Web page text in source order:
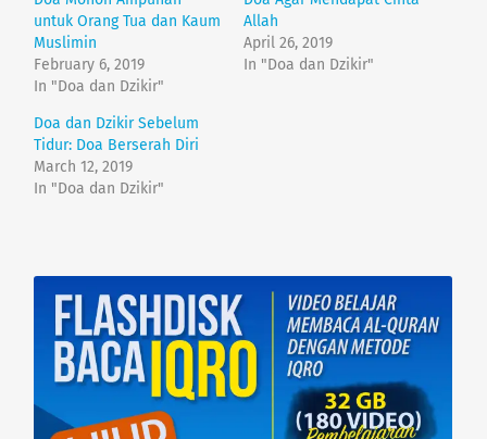
r
e
o
n
T
w
t
t
e
r
(
O
n
e
w
w
i
n
d
o
r
e
n
F
a
e
b
o
o
k
(
i
n
e
w
w
i
n
d
w
)
untuk Orang Tua dan Kaum
Muslimin
February 6, 2019
In "Doa dan Dzikir"
Allah
April 26, 2019
In "Doa dan Dzikir"
Doa dan Dzikir Sebelum
Tidur: Doa Berserah Diri
March 12, 2019
In "Doa dan Dzikir"